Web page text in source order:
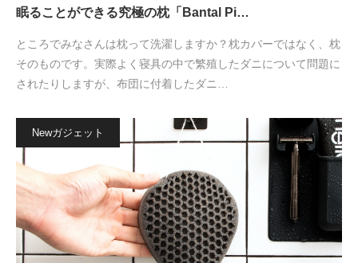
眠ることができる究極の枕「Bantal Pi…
ところでみなさんは枕って洗濯しますか？枕カバーではなく、枕
そのものです。実際よく寝具の中で繁殖したダニについて問題に
されたりしますが、布団に付着したダニ…
Newガジェット